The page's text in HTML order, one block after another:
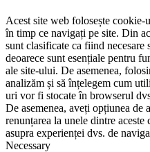
Acest site web folosește
în timp ce navigați pe site. Din
sunt clasificate ca fiind necesare
deoarece sunt esențiale pentru
ale site-ului. De asemenea,
analizăm și să înțelegem cum
uri vor fi stocate în browserul
De asemenea, aveți opțiunea de
renunțarea la unele dintre
asupra experienței dvs. de
Necessary